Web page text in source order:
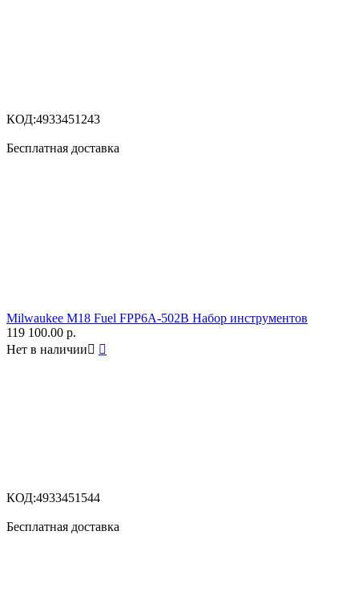
КОД:4933451243
Бесплатная доставка
Milwaukee M18 Fuel FPP6A-502B Набор инструментов
119 100.00 р.
Нет в наличии 
КОД:4933451544
Бесплатная доставка